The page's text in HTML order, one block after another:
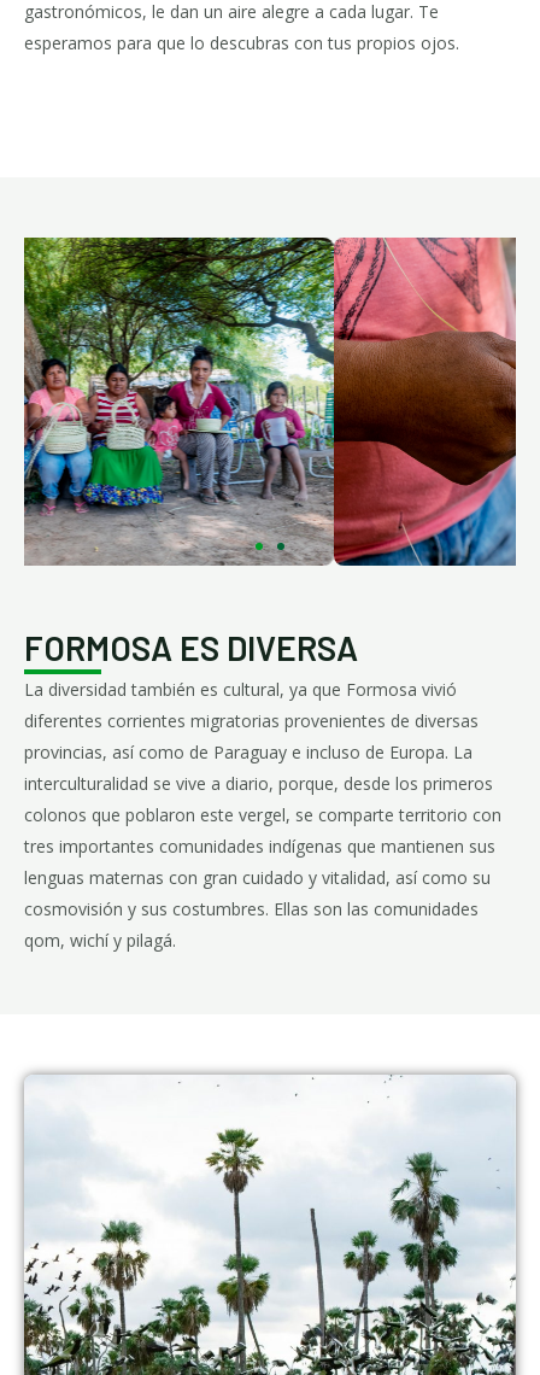
gastronómicos, le dan un aire alegre a cada lugar. Te
esperamos para que lo descubras con tus propios ojos.
FORMOSA ES DIVERSA
La diversidad también es cultural, ya que Formosa vivió
diferentes corrientes migratorias provenientes de diversas
provincias, así como de Paraguay e incluso de Europa. La
interculturalidad se vive a diario, porque, desde los primeros
colonos que poblaron este vergel, se comparte territorio con
tres importantes comunidades indígenas que mantienen sus
lenguas maternas con gran cuidado y vitalidad, así como su
cosmovisión y sus costumbres. Ellas son las comunidades
qom, wichí y pilagá.